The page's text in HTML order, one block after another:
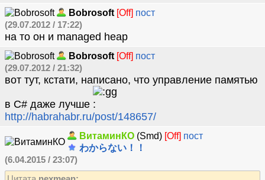
Bobrosoft [Off] пост
(29.07.2012 / 17:22)
на то он и managed heap
Bobrosoft [Off] пост
(29.07.2012 / 21:32)
вот тут, кстати, написано, что управление памятью
в С# даже лучше
http://habrahabr.ru/post/148657/
ВитаминКО (Smd) [Off] пост
わからない！！
(6.04.2015 / 23:07)